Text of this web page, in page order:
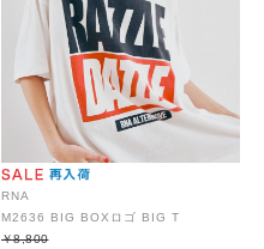
RNA
M2636 BIG BOXロゴ BIG T
￥8,800